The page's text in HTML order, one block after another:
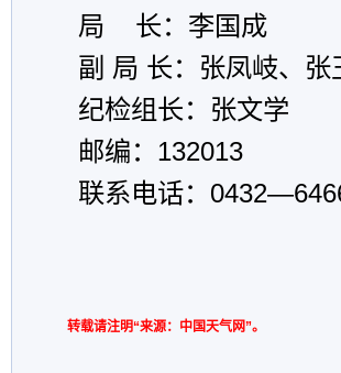
局 长：李国成
副 局 长：张凤岐、张
纪检组长：张文学
邮编：132013
联系电话：
转载请注明“来源：中国天气网”。